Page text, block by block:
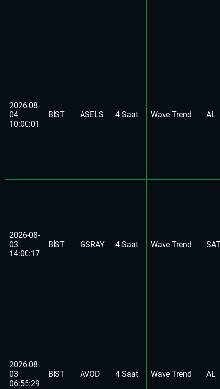
2026-08-
04
10:00:01
BİST ASELS 4 Saat Wave Trend AL
2026-08-
03
14:00:17
BİST GSRAY 4 Saat Wave Trend SAT
2026-08-
03
06:55:29
BİST AVOD 4 Saat Wave Trend AL